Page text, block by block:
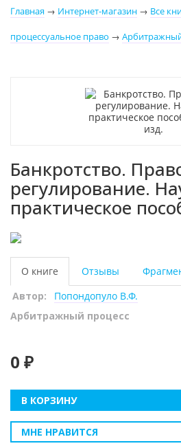
Главная → Интернет-магазин → Все
процессуальное право →
Нет в наличии
Банкротство.
регулирование.
практическое
О книге Отзывы
Автор:
Попондопуло В.Ф.
Арбитражный процесс
0 ₽
В КОРЗИНУ
МНЕ НРАВИТСЯ